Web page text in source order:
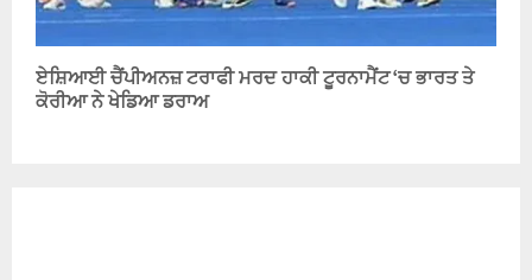
ਏਸ਼ਿਆਈ ਚੈਂਪੀਅਨਜ਼ ਟਰਾਫੀ ਮਰਦ ਹਾਕੀ ਟੂਰਨਾਮੈਂਟ ‘ਚ ਭਾਰਤ ਤੇ
ਕੋਰੀਆ ਨੇ ਖੇਡਿਆ ਡਰਾਅ